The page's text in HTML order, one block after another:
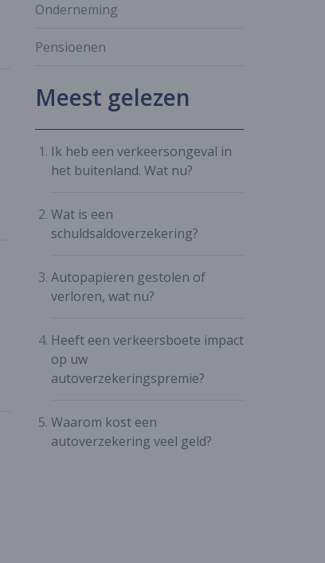
Onderneming
Pensioenen
Meest gelezen
Ik heb een verkeersongeval in
het buitenland. Wat nu?
Wat is een
schuldsaldoverzekering?
Autopapieren gestolen of
verloren, wat nu?
Heeft een verkeersboete impact
op uw
autoverzekeringspremie?
Waarom kost een
autoverzekering veel geld?